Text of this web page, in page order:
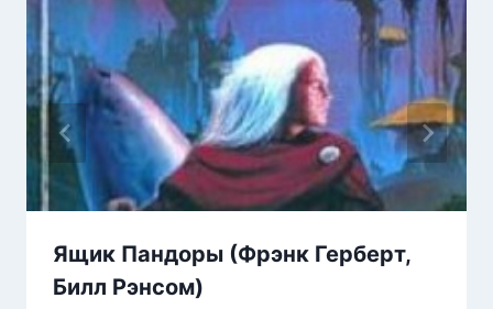
Ящик Пандоры (Фрэнк Герберт,
Билл Рэнсом)